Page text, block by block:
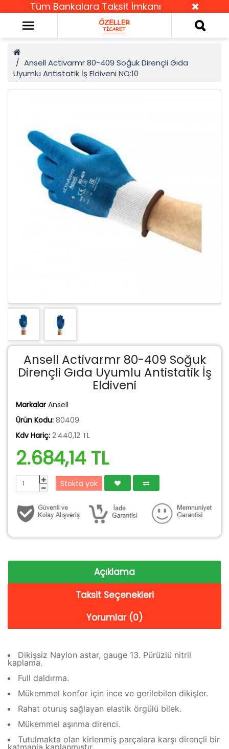
Tüm Bankalara Taksit İmkanı
Ansell Activarmr 80-409 Soğuk Dirençli Gıda
Uyumlu Antistatik İş Eldiveni NO:10
Ansell Activarmr 80-409 Soğuk
Dirençli Gıda Uyumlu Antistatik İş
Eldiveni
Markalar Ansell
Ürün Kodu: 80409
Kdv Hariç: 2.440,12 TL
2.684,14 TL
Stokta yok
Açıklama
Taksit Seçenekleri
Yorumlar (0)
Dikişsiz Naylon astar, gauge 13. Pürüzlü nitril
kaplama.
Full daldırma.
Mükemmel konfor için ince ve gerilebilen dikişler.
Rahat oturuş sağlayan elastik örgülü bilek.
Mükemmel aşınma direnci.
Tutulmakta olan kirlenmiş parçalara karşı dirençli bir
katmanla kaplanmıştır.